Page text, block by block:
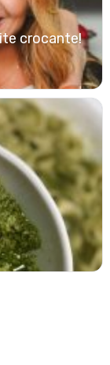
crocante!